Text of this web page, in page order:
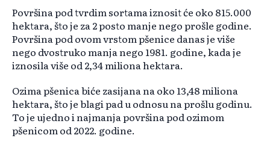
Površina pod tvrdim sortama iznosit će oko 815.000
hektara, što je za 2 posto manje nego prošle godine.
Površina pod ovom vrstom pšenice danas je više
nego dvostruko manja nego 1981. godine, kada je
iznosila više od 2,34 miliona hektara.
Ozima pšenica biće zasijana na oko 13,48 miliona
hektara, što je blagi pad u odnosu na prošlu godinu.
To je ujedno i najmanja površina pod ozimom
pšenicom od 2022. godine.